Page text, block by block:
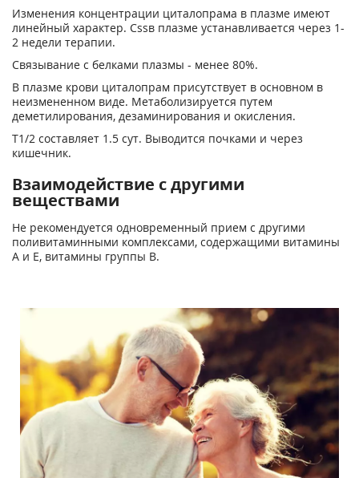
Изменения концентрации циталопрама в плазме имеют
линейный характер. Cssв плазме устанавливается через 1-
2 недели терапии.
Связывание с белками плазмы - менее 80%.
В плазме крови циталопрам присутствует в основном в
неизмененном виде. Метаболизируется путем
деметилирования, дезаминирования и окисления.
T1/2 составляет 1.5 сут. Выводится почками и через
кишечник.
Взаимодействие с другими
веществами
Не рекомендуется одновременный прием с другими
поливитаминными комплексами, содержащими витамины
А и Е, витамины группы В.